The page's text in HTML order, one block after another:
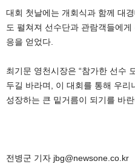
대회 첫날에는 개회식과 함께 대
도 펼쳐져 선수단과 관람객들에
응을 얻었다.
최기문 영천시장은 “참가한 선수
두길 바라며, 이 대회를 통해 우리
성장하는 큰 밑거름이 되기를 바
전병군 기자 jbg@newsone.co.kr